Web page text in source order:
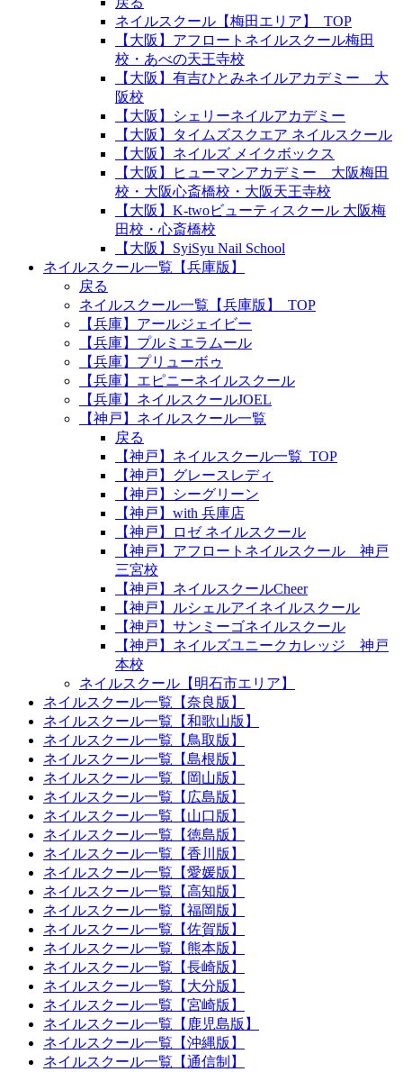
ネイルスクール【梅田エリア】_TOP
【大阪】アフロートネイルスクール梅田
校・あべの天王寺校
【大阪】有吉ひとみネイルアカデミー 大
阪校
【大阪】シェリーネイルアカデミー
【大阪】タイムズスクエア ネイルスクール
【大阪】ネイルズ メイクボックス
【大阪】ヒューマンアカデミー 大阪梅田
校・大阪心斎橋校・大阪天王寺校
【大阪】K-twoビューティスクール 大阪梅
田校・心斎橋校
【大阪】SyiSyu Nail School
ネイルスクール一覧【兵庫版】
戻る
ネイルスクール一覧【兵庫版】_TOP
【兵庫】アールジェイビー
【兵庫】プルミエラムール
【兵庫】プリューボゥ
【兵庫】エピニーネイルスクール
【兵庫】ネイルスクールJOEL
【神戸】ネイルスクール一覧
戻る
【神戸】ネイルスクール一覧_TOP
【神戸】グレースレディ
【神戸】シーグリーン
【神戸】with 兵庫店
【神戸】ロゼ ネイルスクール
【神戸】アフロートネイルスクール 神戸
三宮校
【神戸】ネイルスクールCheer
【神戸】ルシェルアイネイルスクール
【神戸】サンミーゴネイルスクール
【神戸】ネイルズユニークカレッジ 神戸
本校
ネイルスクール【明石市エリア】
ネイルスクール一覧【奈良版】
ネイルスクール一覧【和歌山版】
ネイルスクール一覧【鳥取版】
ネイルスクール一覧【島根版】
ネイルスクール一覧【岡山版】
ネイルスクール一覧【広島版】
ネイルスクール一覧【山口版】
ネイルスクール一覧【徳島版】
ネイルスクール一覧【香川版】
ネイルスクール一覧【愛媛版】
ネイルスクール一覧【高知版】
ネイルスクール一覧【福岡版】
ネイルスクール一覧【佐賀版】
ネイルスクール一覧【熊本版】
ネイルスクール一覧【長崎版】
ネイルスクール一覧【大分版】
ネイルスクール一覧【宮崎版】
ネイルスクール一覧【鹿児島版】
ネイルスクール一覧【沖縄版】
ネイルスクール一覧【通信制】